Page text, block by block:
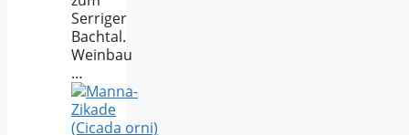
Serriger
Bachtal.
Weinbau
…